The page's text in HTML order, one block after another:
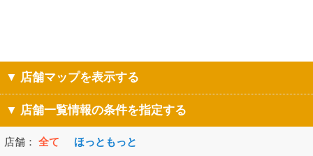
▼ 店舗マップを表示する
▼ 店舗一覧情報の条件を指定する
店舗： 全て ほっともっと